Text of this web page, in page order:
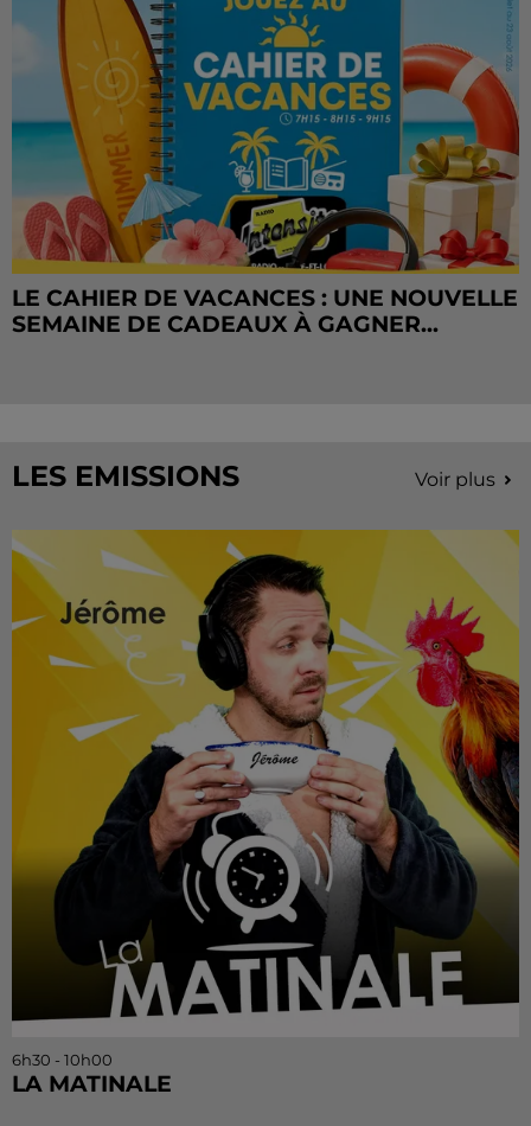
LE CAHIER DE VACANCES : UNE NOUVELLE
SEMAINE DE CADEAUX À GAGNER...
LES EMISSIONS Voir plus
6h30 - 10h00
LA MATINALE